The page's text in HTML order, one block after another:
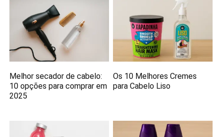
Melhor secador de cabelo:
10 opções para comprar em
2025
Os 10 Melhores Cremes
para Cabelo Liso